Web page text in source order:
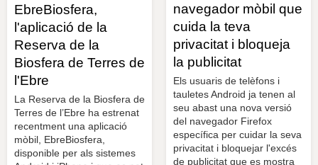
navegador mòbil que
cuida la teva
privacitat i bloqueja
la publicitat
Els usuaris de telèfons i
tauletes Android ja tenen al
seu abast una nova versió
del navegador Firefox
específica per cuidar la seva
privacitat i bloquejar l'excés
de publicitat que es mostra
EbreBiosfera,
l'aplicació de la
Reserva de la
Biosfera de Terres de
l'Ebre
La Reserva de la Biosfera de
Terres de l’Ebre ha estrenat
recentment una aplicació
mòbil, EbreBiosfera,
disponible per als sistemes